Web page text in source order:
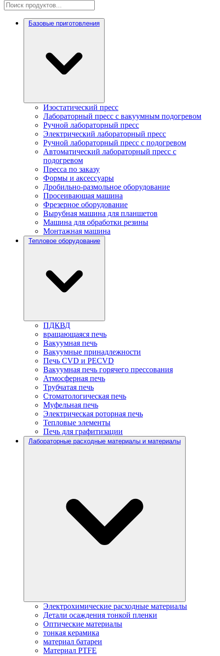
Базовые приготовления
Изостатический пресс
Лабораторный пресс с вакуумным подогревом
Ручной лабораторный пресс
Электрический лабораторный пресс
Ручной лабораторный пресс с подогревом
Автоматический лабораторный пресс с
подогревом
Пресса по заказу
Формы и аксессуары
Дробильно-размольное оборудование
Просеивающая машина
Фрезерное оборудование
Вырубная машина для планшетов
Машина для обработки резины
Монтажная машина
Тепловое оборудование
ПДКВД
вращающаяся печь
Вакуумная печь
Вакуумные принадлежности
Печь CVD и PECVD
Вакуумная печь горячего прессования
Атмосферная печь
Трубчатая печь
Стоматологическая печь
Муфельная печь
Электрическая роторная печь
Тепловые элементы
Печь для графитизации
Лабораторные расходные материалы и материалы
Электрохимические расходные материалы
Детали осаждения тонкой пленки
Оптические материалы
тонкая керамика
материал батареи
Материал PTFE